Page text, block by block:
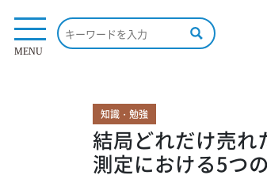
MENU
知識・勉強
結局どれだけ売れ
測定における5つ